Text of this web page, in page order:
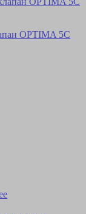
OPTIMA 5C